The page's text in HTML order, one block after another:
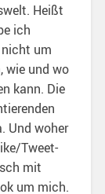
Heißt
ich
um
wie und wo
kann. Die
Und woher
Tweet-
mit
um mich.